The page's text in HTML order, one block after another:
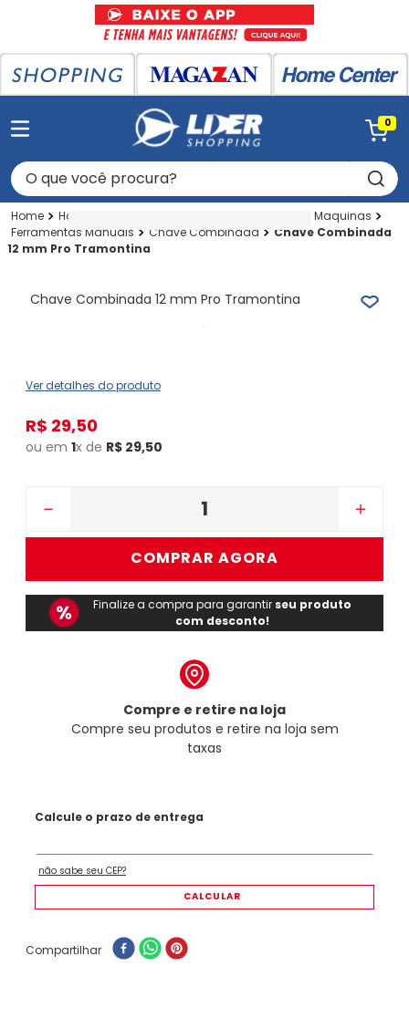
0
O que você procura?
Home Center
Ferramentas E Maquinas
Ferramentas Manuais
Chave Combinada
Chave Combinada
12 mm Pro Tramontina
Chave Combinada 12 mm Pro Tramontina
Ver detalhes do produto
R$ 29,50
ou em 1x de R$ 29,50
＋
－
COMPRAR AGORA
Finalize a compra para garantir seu produto
com desconto!
Compre e retire na loja
Compre seu produtos e retire na loja sem
taxas
Compartilhar